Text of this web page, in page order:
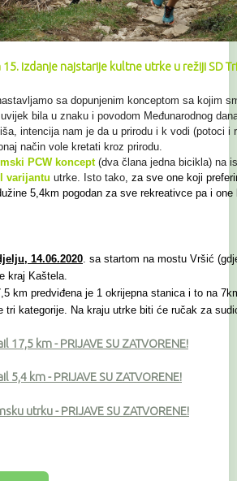
izdanje najstarije kultne utrke u režiji SD
sa dopunjenim konceptom sa kojim
bila u znaku i povodom Međunarodnog
intencija nam je da u prirodu i k vodi (potoci i
način vole kretati kroz prirodu.
PCW koncept(dva člana jedna bicikla) na
varijantu utrke. Isto tako , za sve one koji
5,4km pogodan za sve rekreativce pa i one
14.06.2020 . sa startom na mostu Vršić
kraj Kaštela.
km predviđena je 1 okrijepna stanica i to na
tri kategorije. Na kraju utrke biti će ručak za
17,5 km- PRIJAVE SU ZATVORENE!
5,4 km- PRIJAVE SU ZATVORENE!
utrku - PRIJAVE SU ZATVORENE!